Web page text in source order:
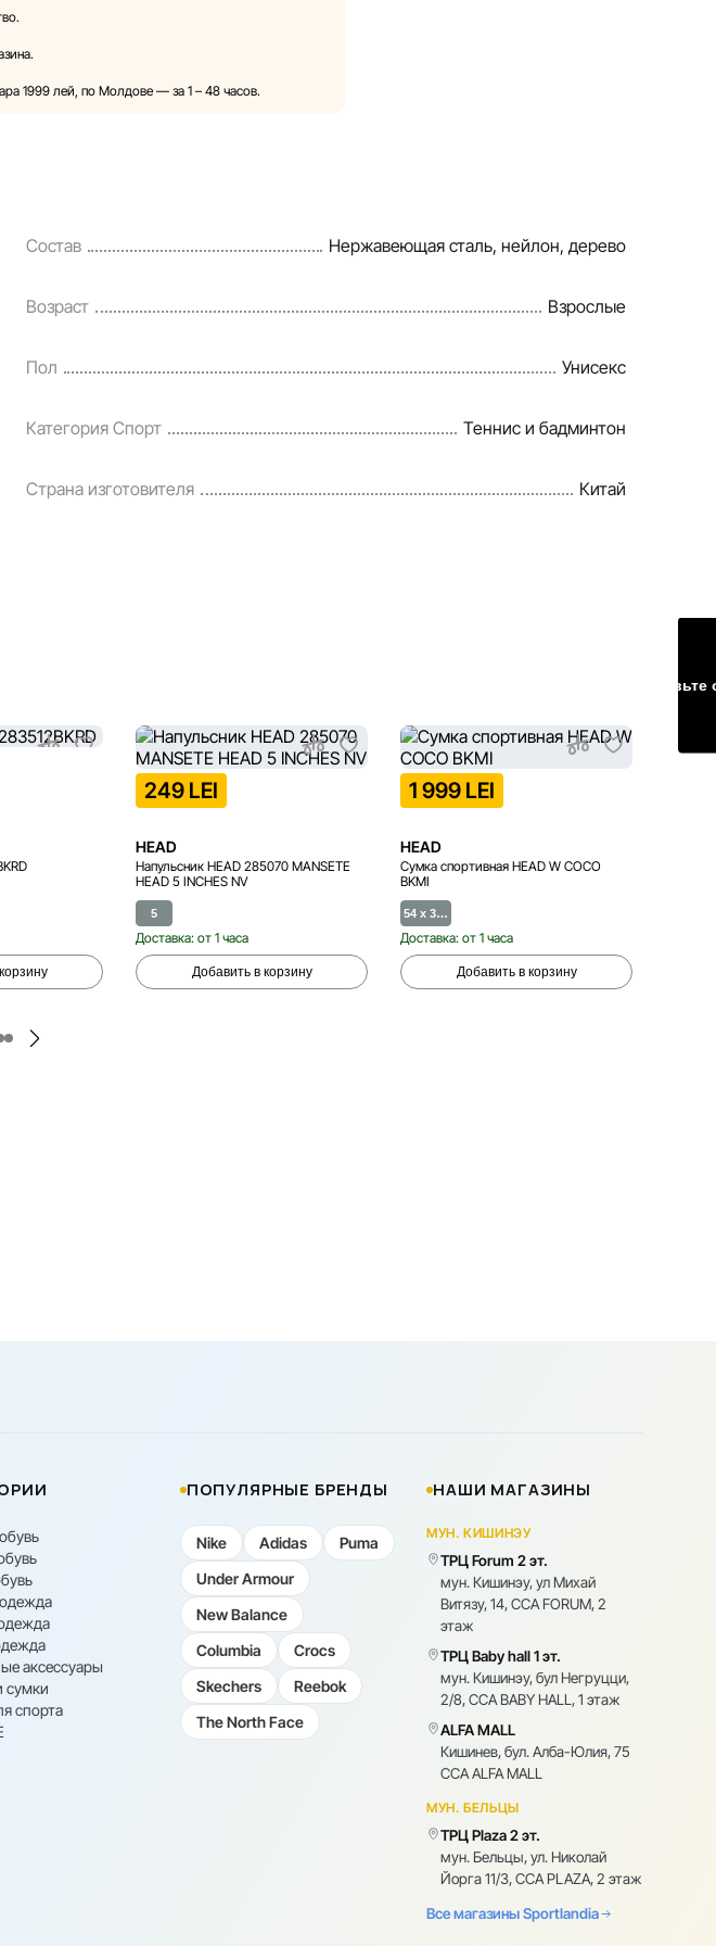
одностороннем порядке и без
изменения в описания, характеристики
представленные на сайте,
информацию на сайте, чтобы
1999 лей, по Молдове — за 1 – 48 часов.
Состав Нержавеющая сталь, нейлон, дерево
Возраст Взрослые
Пол Унисекс
Категория Спорт Теннис и бадминтон
Страна изготовителя Китай
249 LEI
HEAD
Напульсник HEAD 285070 MANSETE
HEAD 5 INCHES NV
5
Доставка: от 1 часа
Добавить в корзину
1 999 LEI
HEAD
Сумка спортивная HEAD W COCO
BKMI
54 x 3…
Доставка: от 1 часа
Добавить в корзину
Оставьте
аксессуары
сумки
спорта
ПОПУЛЯРНЫЕ БРЕНДЫ
Nike Adidas
Puma
Under Armour
New Balance
Columbia
Crocs
Skechers
Reebok
The North Face
НАШИ МАГАЗИНЫ
МУН. КИШИНЭУ
ТРЦ Forum 2 эт.
мун. Кишинэу, ул Михай
Витязу, 14, CCA FORUM, 2
этаж
ТРЦ Baby hall 1 эт.
мун. Кишинэу, бул Негруцци,
2/8, CCA BABY HALL, 1 этаж
ALFA MALL
Кишинев, бул. Алба-Юлия, 75
CCA ALFA MALL
МУН. БЕЛЬЦЫ
ТРЦ Plaza 2 эт.
мун. Бельцы, ул. Николай
Йорга 11/3, CCA PLAZA, 2 этаж
Все магазины Sportlandia